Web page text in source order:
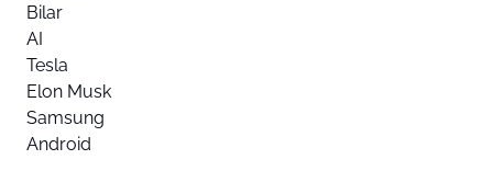
Bilar
AI
Tesla
Elon Musk
Samsung
Android